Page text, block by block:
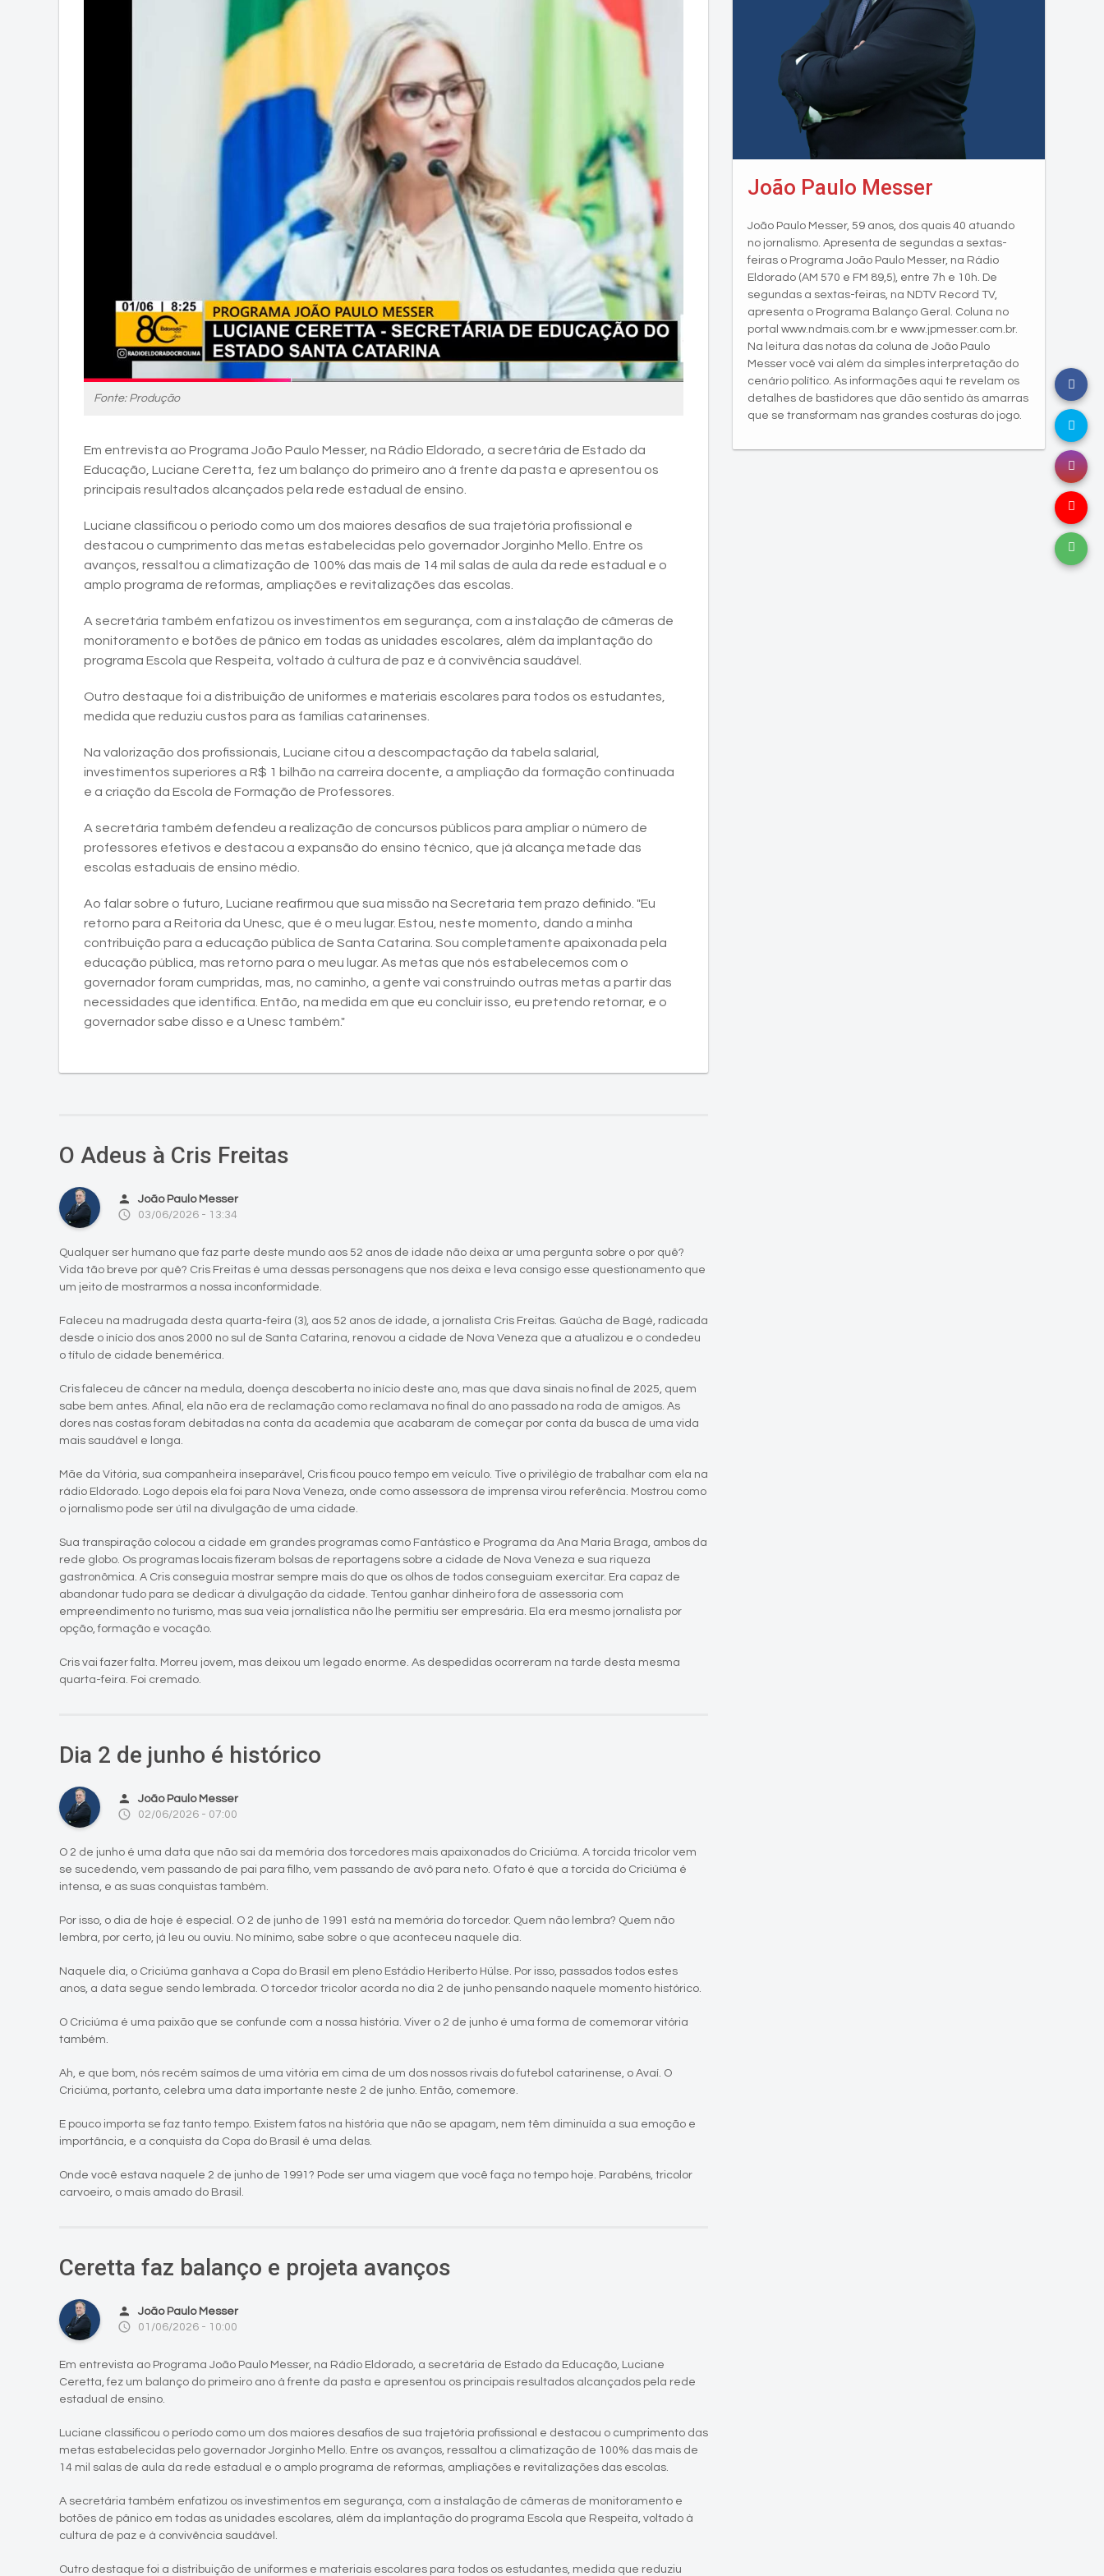
Fonte: Produção
Em entrevista ao Programa João Paulo Messer, na Rádio Eldorado, a secretária de Estado da
Educação, Luciane Ceretta, fez um balanço do primeiro ano à frente da pasta e apresentou os
principais resultados alcançados pela rede estadual de ensino.
Luciane classificou o período como um dos maiores desafios de sua trajetória profissional e
destacou o cumprimento das metas estabelecidas pelo governador Jorginho Mello. Entre os
avanços, ressaltou a climatização de 100% das mais de 14 mil salas de aula da rede estadual e o
amplo programa de reformas, ampliações e revitalizações das escolas.
A secretária também enfatizou os investimentos em segurança, com a instalação de câmeras de
monitoramento e botões de pânico em todas as unidades escolares, além da implantação do
programa Escola que Respeita, voltado à cultura de paz e à convivência saudável.
Outro destaque foi a distribuição de uniformes e materiais escolares para todos os estudantes,
medida que reduziu custos para as famílias catarinenses.
Na valorização dos profissionais, Luciane citou a descompactação da tabela salarial,
investimentos superiores a R$ 1 bilhão na carreira docente, a ampliação da formação continuada
e a criação da Escola de Formação de Professores.
A secretária também defendeu a realização de concursos públicos para ampliar o número de
professores efetivos e destacou a expansão do ensino técnico, que já alcança metade das
escolas estaduais de ensino médio.
Ao falar sobre o futuro, Luciane reafirmou que sua missão na Secretaria tem prazo definido. "Eu
retorno para a Reitoria da Unesc, que é o meu lugar. Estou, neste momento, dando a minha
contribuição para a educação pública de Santa Catarina. Sou completamente apaixonada pela
educação pública, mas retorno para o meu lugar. As metas que nós estabelecemos com o
governador foram cumpridas, mas, no caminho, a gente vai construindo outras metas a partir das
necessidades que identifica. Então, na medida em que eu concluir isso, eu pretendo retornar, e o
governador sabe disso e a Unesc também."
O Adeus à Cris Freitas
person João Paulo Messer
access_time 03/06/2026 - 13:34
Qualquer ser humano que faz parte deste mundo aos 52 anos de idade não deixa ar uma pergunta sobre o por quê?
Vida tão breve por quê? Cris Freitas é uma dessas personagens que nos deixa e leva consigo esse questionamento que
um jeito de mostrarmos a nossa inconformidade.
Faleceu na madrugada desta quarta-feira (3), aos 52 anos de idade, a jornalista Cris Freitas. Gaúcha de Bagé, radicada
desde o início dos anos 2000 no sul de Santa Catarina, renovou a cidade de Nova Veneza que a atualizou e o condedeu
o título de cidade benemérica.
Cris faleceu de câncer na medula, doença descoberta no início deste ano, mas que dava sinais no final de 2025, quem
sabe bem antes. Afinal, ela não era de reclamação como reclamava no final do ano passado na roda de amigos. As
dores nas costas foram debitadas na conta da academia que acabaram de começar por conta da busca de uma vida
mais saudável e longa.
Mãe da Vitória, sua companheira inseparável, Cris ficou pouco tempo em veículo. Tive o privilégio de trabalhar com ela na
rádio Eldorado. Logo depois ela foi para Nova Veneza, onde como assessora de imprensa virou referência. Mostrou como
o jornalismo pode ser útil na divulgação de uma cidade.
Sua transpiração colocou a cidade em grandes programas como Fantástico e Programa da Ana Maria Braga, ambos da
rede globo. Os programas locais fizeram bolsas de reportagens sobre a cidade de Nova Veneza e sua riqueza
gastronômica. A Cris conseguia mostrar sempre mais do que os olhos de todos conseguiam exercitar. Era capaz de
abandonar tudo para se dedicar à divulgação da cidade. Tentou ganhar dinheiro fora de assessoria com
empreendimento no turismo, mas sua veia jornalística não lhe permitiu ser empresária. Ela era mesmo jornalista por
opção, formação e vocação.
Cris vai fazer falta. Morreu jovem, mas deixou um legado enorme. As despedidas ocorreram na tarde desta mesma
quarta-feira. Foi cremado.
Dia 2 de junho é histórico
person João Paulo Messer
access_time 02/06/2026 - 07:00
O 2 de junho é uma data que não sai da memória dos torcedores mais apaixonados do Criciúma. A torcida tricolor vem
se sucedendo, vem passando de pai para filho, vem passando de avô para neto. O fato é que a torcida do Criciúma é
intensa, e as suas conquistas também.
Por isso, o dia de hoje é especial. O 2 de junho de 1991 está na memória do torcedor. Quem não lembra? Quem não
lembra, por certo, já leu ou ouviu. No mínimo, sabe sobre o que aconteceu naquele dia.
Naquele dia, o Criciúma ganhava a Copa do Brasil em pleno Estádio Heriberto Hülse. Por isso, passados todos estes
anos, a data segue sendo lembrada. O torcedor tricolor acorda no dia 2 de junho pensando naquele momento histórico.
O Criciúma é uma paixão que se confunde com a nossa história. Viver o 2 de junho é uma forma de comemorar vitória
também.
Ah, e que bom, nós recém saímos de uma vitória em cima de um dos nossos rivais do futebol catarinense, o Avaí. O
Criciúma, portanto, celebra uma data importante neste 2 de junho. Então, comemore.
E pouco importa se faz tanto tempo. Existem fatos na história que não se apagam, nem têm diminuída a sua emoção e
importância, e a conquista da Copa do Brasil é uma delas.
Onde você estava naquele 2 de junho de 1991? Pode ser uma viagem que você faça no tempo hoje. Parabéns, tricolor
carvoeiro, o mais amado do Brasil.
Ceretta faz balanço e projeta avanços
person João Paulo Messer
access_time 01/06/2026 - 10:00
Em entrevista ao Programa João Paulo Messer, na Rádio Eldorado, a secretária de Estado da Educação, Luciane
Ceretta, fez um balanço do primeiro ano à frente da pasta e apresentou os principais resultados alcançados pela rede
estadual de ensino.
Luciane classificou o período como um dos maiores desafios de sua trajetória profissional e destacou o cumprimento das
metas estabelecidas pelo governador Jorginho Mello. Entre os avanços, ressaltou a climatização de 100% das mais de
14 mil salas de aula da rede estadual e o amplo programa de reformas, ampliações e revitalizações das escolas.
A secretária também enfatizou os investimentos em segurança, com a instalação de câmeras de monitoramento e
botões de pânico em todas as unidades escolares, além da implantação do programa Escola que Respeita, voltado à
cultura de paz e à convivência saudável.
Outro destaque foi a distribuição de uniformes e materiais escolares para todos os estudantes, medida que reduziu
João Paulo Messer
João Paulo Messer, 59 anos, dos quais 40 atuando
no jornalismo. Apresenta de segundas a sextas-
feiras o Programa João Paulo Messer, na Rádio
Eldorado (AM 570 e FM 89,5), entre 7h e 10h. De
segundas a sextas-feiras, na NDTV Record TV,
apresenta o Programa Balanço Geral. Coluna no
portal www.ndmais.com.br e www.jpmesser.com.br.
Na leitura das notas da coluna de João Paulo
Messer você vai além da simples interpretação do
cenário político. As informações aqui te revelam os
detalhes de bastidores que dão sentido às amarras
que se transformam nas grandes costuras do jogo.